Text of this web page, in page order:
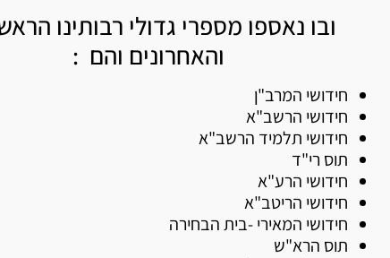
ובו נאספו מספרי גדולי רבותינו
והאחרונים והם :
חידושי המרב"ן
חידושי הרשב"א
חידושי תלמיד הרשב"א
תוס רי"ד
חידושי הרע"א
חידושי הריטב"א
חידושי המאירי -בית הבחירה
תוס הרא"ש